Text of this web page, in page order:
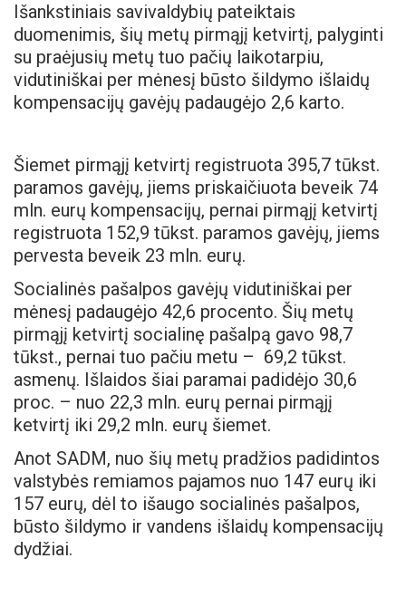
Išankstiniais savivaldybių pateiktais
duomenimis, šių metų pirmąjį ketvirtį, palyginti
su praėjusių metų tuo pačių laikotarpiu,
vidutiniškai per mėnesį būsto šildymo išlaidų
kompensacijų gavėjų padaugėjo 2,6 karto.
Šiemet pirmąjį ketvirtį registruota 395,7 tūkst.
paramos gavėjų, jiems priskaičiuota beveik 74
mln. eurų kompensacijų, pernai pirmąjį ketvirtį
registruota 152,9 tūkst. paramos gavėjų, jiems
pervesta beveik 23 mln. eurų.
Socialinės pašalpos gavėjų vidutiniškai per
mėnesį padaugėjo 42,6 procento. Šių metų
pirmąjį ketvirtį socialinę pašalpą gavo 98,7
tūkst., pernai tuo pačiu metu – 69,2 tūkst.
asmenų. Išlaidos šiai paramai padidėjo 30,6
proc. – nuo 22,3 mln. eurų pernai pirmąjį
ketvirtį iki 29,2 mln. eurų šiemet.
Anot SADM, nuo šių metų pradžios padidintos
valstybės remiamos pajamos nuo 147 eurų iki
157 eurų, dėl to išaugo socialinės pašalpos,
būsto šildymo ir vandens išlaidų kompensacijų
dydžiai.